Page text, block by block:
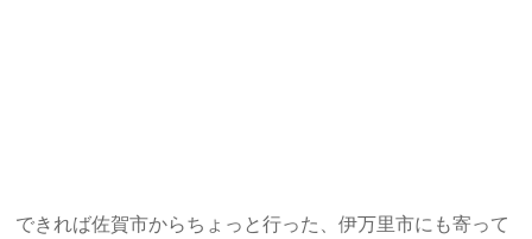
できれば佐賀市からちょっと行った、伊万里市にも寄って